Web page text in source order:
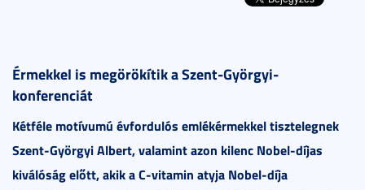
Érmekkel is megörökítik a Szent-Györgyi-
konferenciát
Kétféle motívumú évfordulós emlékérmekkel tisztelegnek
Szent-Györgyi Albert, valamint azon kilenc Nobel-díjas
kiválóság előtt, akik a C-vitamin atyja Nobel-díja